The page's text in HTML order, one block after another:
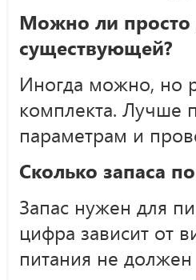
Можно ли просто
существующей?
Иногда можно, но
комплекта. Лучше
параметрам и
Сколько запаса
Запас нужен для
цифра зависит от
питания не